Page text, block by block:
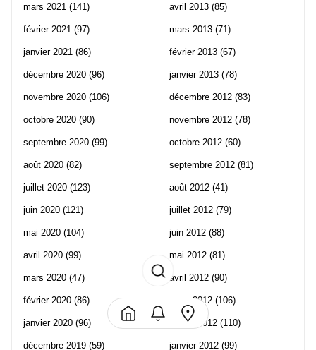
mars 2021 (141)
février 2021 (97)
janvier 2021 (86)
décembre 2020 (96)
novembre 2020 (106)
octobre 2020 (90)
septembre 2020 (99)
août 2020 (82)
juillet 2020 (123)
juin 2020 (121)
mai 2020 (104)
avril 2020 (99)
mars 2020 (47)
février 2020 (86)
janvier 2020 (96)
décembre 2019 (59)
avril 2013 (85)
mars 2013 (71)
février 2013 (67)
janvier 2013 (78)
décembre 2012 (83)
novembre 2012 (78)
octobre 2012 (60)
septembre 2012 (81)
août 2012 (41)
juillet 2012 (79)
juin 2012 (88)
mai 2012 (81)
avril 2012 (90)
mars 2012 (106)
février 2012 (110)
janvier 2012 (99)